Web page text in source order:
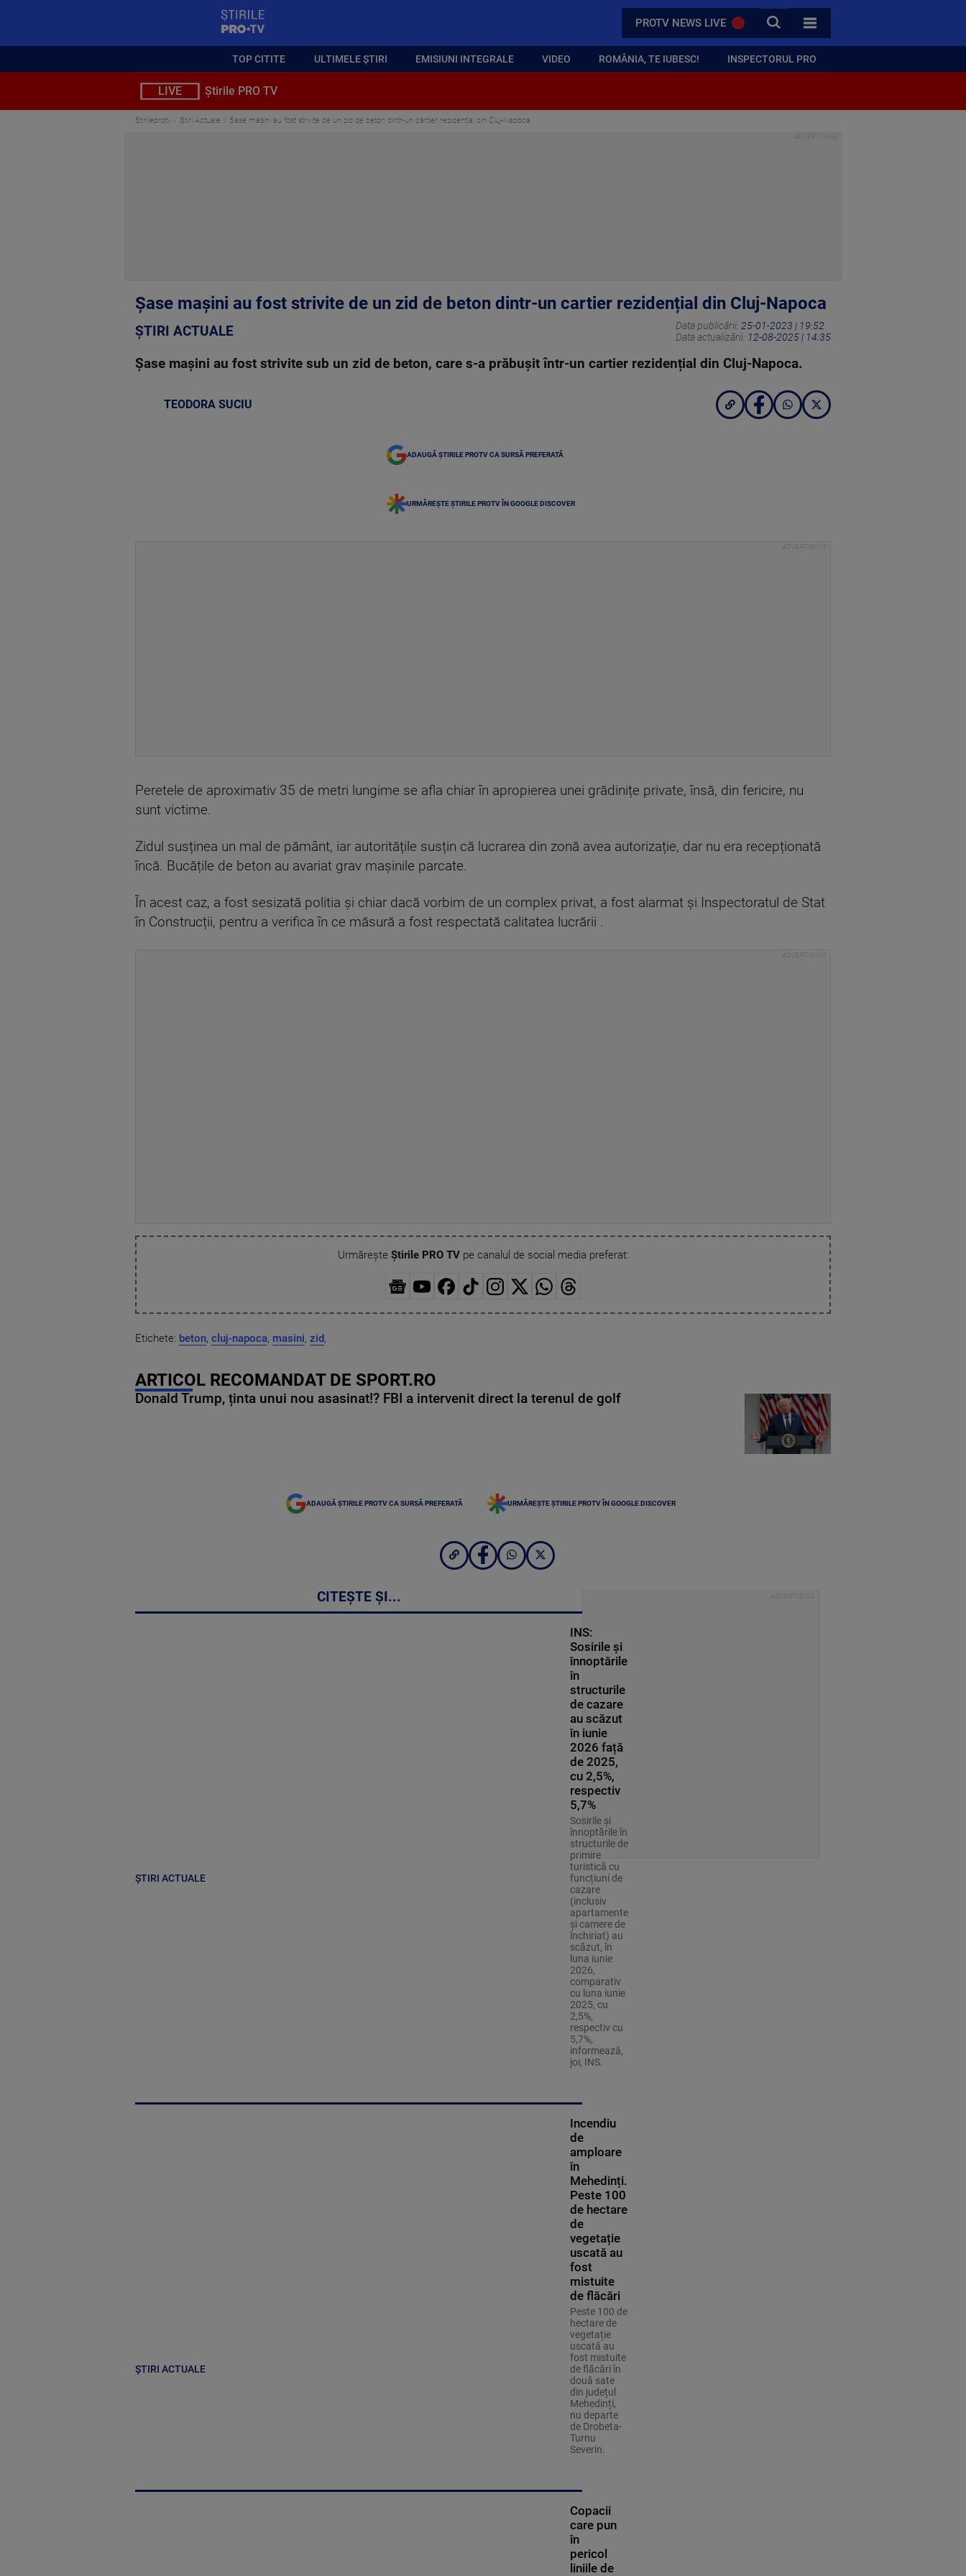
PROTV NEWS LIVE CAUTA
TOATE CATEGORIILE
TOP CITITE ULTIMELE ȘTIRI EMISIUNI INTEGRALE VIDEO ROMÂNIA, TE IUBESC! INSPECTORUL PRO
LIVE Știrile PRO TV
Stirileprotv Știri Actuale Șase mașini au fost strivite de un zid de beton dintr-un cartier rezidențial din Cluj-Napoca
Șase mașini au fost strivite de un zid de beton dintr-un cartier rezidențial din Cluj-Napoca
ȘTIRI ACTUALE Data publicării: 25-01-2023 | 19:52
Data actualizării: 12-08-2025 | 14:35
Șase mașini au fost strivite sub un zid de beton, care s-a prăbușit într-un cartier rezidențial din Cluj-Napoca.
TEODORA SUCIU
ADAUGĂ ȘTIRILE PROTV CA SURSĂ PREFERATĂ
URMĂREȘTE ȘTIRILE PROTV ÎN GOOGLE DISCOVER
Peretele de aproximativ 35 de metri lungime se afla chiar în apropierea unei grădinițe private, însă, din fericire, nu
sunt victime.
Zidul susținea un mal de pământ, iar autoritățile susțin că lucrarea din zonă avea autorizație, dar nu era recepționată
încă. Bucățile de beton au avariat grav mașinile parcate.
În acest caz, a fost sesizată politia și chiar dacă vorbim de un complex privat, a fost alarmat și Inspectoratul de Stat
în Construcții, pentru a verifica în ce măsură a fost respectată calitatea lucrării .
Urmărește Știrile PRO TVpe canalul de social media preferat:
Etichete: beton, cluj-napoca, masini, zid,
ARTICOL RECOMANDAT DE SPORT.RO
Donald Trump, ținta unui nou asasinat!? FBI a intervenit direct la terenul de golf
ADAUGĂ ȘTIRILE PROTV CA SURSĂ PREFERATĂ URMĂREȘTE ȘTIRILE PROTV ÎN GOOGLE DISCOVER
CITEȘTE ȘI...
ȘTIRI ACTUALE
INS:
Sosirile și
înnoptările
în
structurile
de cazare
au scăzut
în iunie
2026 față
de 2025,
cu 2,5%,
respectiv
5,7%
Sosirile și
înnoptările în
structurile de
primire
turistică cu
funcțiuni de
cazare
(inclusiv
apartamente
și camere de
închiriat) au
scăzut, în
luna iunie
2026,
comparativ
cu luna iunie
2025, cu
2,5%,
respectiv cu
5,7%,
informează,
joi, INS.
ȘTIRI ACTUALE
Incendiu
de
amploare
în
Mehedinți.
Peste 100
de hectare
de
vegetație
uscată au
fost
mistuite
de flăcări
Peste 100 de
hectare de
vegetație
uscată au
fost mistuite
de flăcări în
două sate
din județul
Mehedinți,
nu departe
de Drobeta-
Turnu
Severin.
Copacii
care pun
în
pericol
liniile de